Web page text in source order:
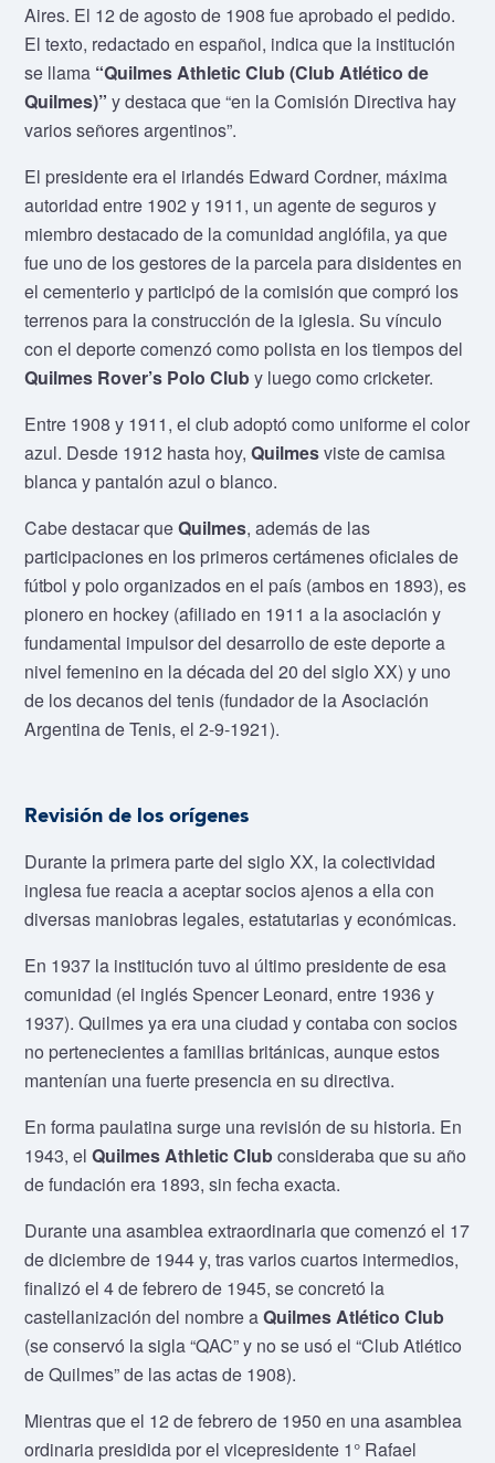
Aires. El 12 de agosto de 1908 fue aprobado el pedido.
El texto, redactado en español, indica que la institución
se llama “Quilmes Athletic Club (Club Atlético de
Quilmes)” y destaca que “en la Comisión Directiva hay
varios señores argentinos”.
El presidente era el irlandés Edward Cordner, máxima
autoridad entre 1902 y 1911, un agente de seguros y
miembro destacado de la comunidad anglófila, ya que
fue uno de los gestores de la parcela para disidentes en
el cementerio y participó de la comisión que compró los
terrenos para la construcción de la iglesia. Su vínculo
con el deporte comenzó como polista en los tiempos del
Quilmes Rover’s Polo Cluby luego como cricketer.
Entre 1908 y 1911, el club adoptó como uniforme el color
azul. Desde 1912 hasta hoy,Quilmesviste de camisa
blanca y pantalón azul o blanco.
Cabe destacar queQuilmes, además de las
participaciones en los primeros certámenes oficiales de
fútbol y polo organizados en el país (ambos en 1893), es
pionero en hockey (afiliado en 1911 a la asociación y
fundamental impulsor del desarrollo de este deporte a
nivel femenino en la década del 20 del siglo XX) y uno
de los decanos del tenis (fundador de la Asociación
Argentina de Tenis, el 2-9-1921).
Revisión de los orígenes
Durante la primera parte del siglo XX, la colectividad
inglesa fue reacia a aceptar socios ajenos a ella con
diversas maniobras legales, estatutarias y económicas.
En 1937 la institución tuvo al último presidente de esa
comunidad (el inglés Spencer Leonard, entre 1936 y
1937). Quilmes ya era una ciudad y contaba con socios
no pertenecientes a familias británicas, aunque estos
mantenían una fuerte presencia en su directiva.
En forma paulatina surge una revisión de su historia. En
1943, elQuilmes Athletic Clubconsideraba que su año
de fundación era 1893, sin fecha exacta.
Durante una asamblea extraordinaria que comenzó el 17
de diciembre de 1944 y, tras varios cuartos intermedios,
finalizó el 4 de febrero de 1945, se concretó la
castellanización del nombre aQuilmes Atlético Club
(se conservó la sigla “QAC” y no se usó el “Club Atlético
de Quilmes” de las actas de 1908).
Mientras que el 12 de febrero de 1950 en una asamblea
ordinaria presidida por el vicepresidente 1° Rafael